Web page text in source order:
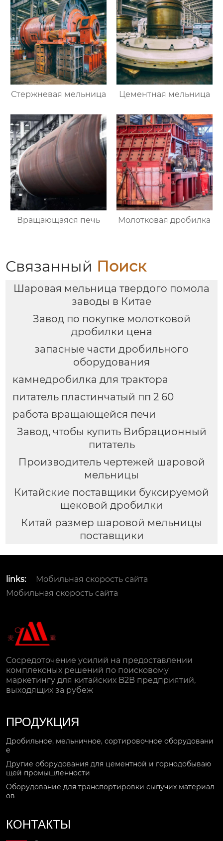
Стержневая мельница Цементная мельница
Вращающаяся печь Молотковая дробилка
Связанный Поиск
Шаровая мельница твердого помола
заводы в Китае
Завод по покупке молотковой
дробилки цена
запасные части дробильного
оборудования
камнедробилка для трактора
питатель пластинчатый пп 2 60
работа вращающейся печи
Завод, чтобы купить Вибрационный
питатель
Производитель чертежей шаровой
мельницы
Китайские поставщики буксируемой
щековой дробилки
Китай размер шаровой мельницы
поставщики
links:
Мобильная скорость сайта
Мобильная скорость сайта
Сосредоточение усилий на предоставлении
комплексных решений по поисковому
маркетингу для китайских B2B предприятий,
выходящих за рубеж
ПРОДУКЦИЯ
Дробильное, мельничное, сортировочное оборудовани
е
Другие оборудования для цементной и горнодобываю
щей промышленности
Оборудование для транспортировки сыпучих материал
ов
КОНТАКТЫ